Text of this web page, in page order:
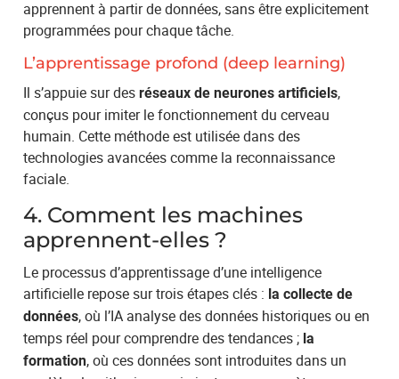
apprennent à partir de données, sans être explicitement
programmées pour chaque tâche.
L’apprentissage profond (deep learning)
Il s’appuie sur desréseaux de neurones artificiels,
conçus pour imiter le fonctionnement du cerveau
humain. Cette méthode est utilisée dans des
technologies avancées comme la reconnaissance
faciale.
4. Comment les machines
apprennent-elles ?
Le processus d’apprentissage d’une intelligence
artificielle repose sur trois étapes clés : la collecte de
données, où l’IA analyse des données historiques ou en
temps réel pour comprendre des tendances ; la
formation, où ces données sont introduites dans un